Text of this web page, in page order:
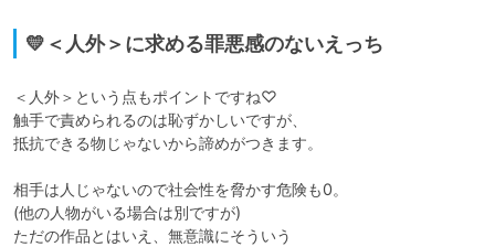
💛＜人外＞に求める罪悪感のないえっち
＜人外＞という点もポイントですね♡
触手で責められるのは恥ずかしいですが、
抵抗できる物じゃないから諦めがつきます。
相手は人じゃないので社会性を脅かす危険も0。
(他の人物がいる場合は別ですが)
ただの作品とはいえ、無意識にそういう